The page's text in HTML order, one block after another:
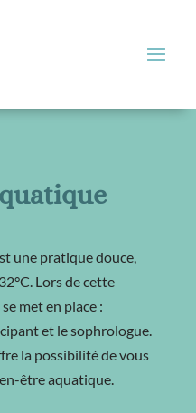
une pratique douce,
Lors de cette
met en place :
et le sophrologue.
la possibilité de vous
être aquatique.